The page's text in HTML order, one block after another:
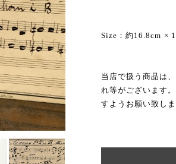
Size：約16.8cm ×
当店で扱う商品は
れ等がございます
すようお願い致しま